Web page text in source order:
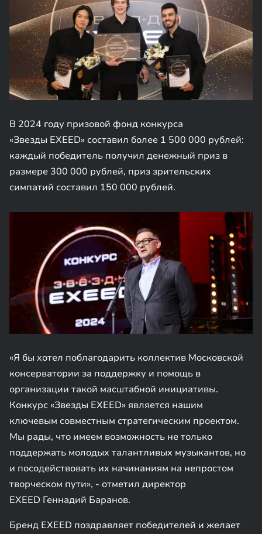
В 2024 году призовой фонд конкурса
«Звезды EXEED» составил более 1 500 000 рублей:
каждый победитель получил денежный приз в
размере 300 000 рублей, приз зрительских
симпатий составил 150 000 рублей.
«Я бы хотел поблагодарить коллектив Московской
консерватории за поддержку и помощь в
организации такой масштабной инициативы.
Конкурс «Звезды EXEED» является нашим
ключевым совместным стратегическим проектом.
Мы рады, что имеем возможность не только
поддержать молодых талантливых музыкантов, но
и посодействовать их начинаниям на непростом
творческом пути», - отметил директор
EXEED Геннадий Баранов.
Бренд EXEED поздравляет победителей и желает